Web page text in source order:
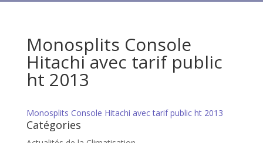
Monosplits Console
Hitachi avec tarif public
ht 2013
Monosplits Console Hitachi avec tarif public ht 2013
Catégories